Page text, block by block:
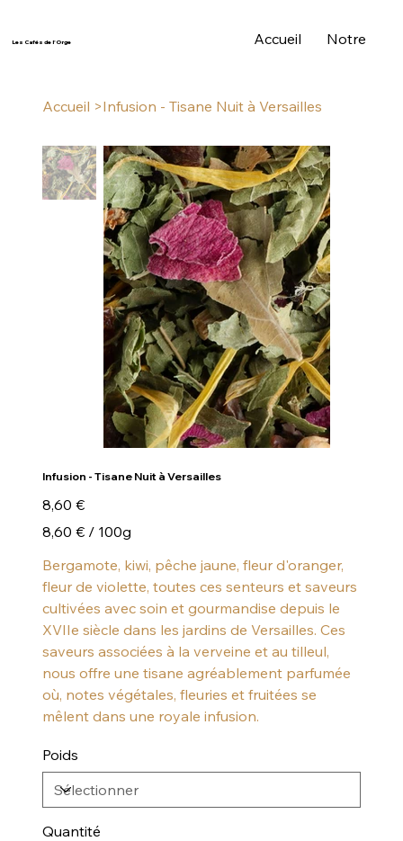
Les Cafés de l'Orge Accueil Notre
Accueil >Infusion - Tisane Nuit à Versailles
Infusion - Tisane Nuit à Versailles
Prix
8,60 €
8,60 €
par
8,60 € / 100g
Bergamote, kiwi, pêche jaune, fleur d'oranger,
fleur de violette, toutes ces senteurs et saveurs
cultivées avec soin et gourmandise depuis le
XVIIe siècle dans les jardins de Versailles. Ces
saveurs associées à la verveine et au tilleul,
nous offre une tisane agréablement parfumée
où, notes végétales, fleuries et fruitées se
mêlent dans une royale infusion.
Poids
Quantité